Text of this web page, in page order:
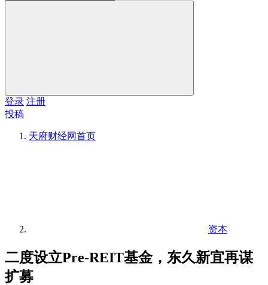
登录 注册
投稿
天府财经网首页
资本
二度设立Pre-REIT基金，东久新宜再谋
扩募